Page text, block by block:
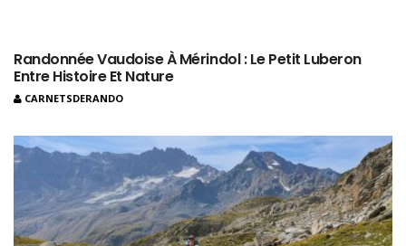
Randonnée Vaudoise À Mérindol : Le Petit Luberon
Entre Histoire Et Nature
CARNETSDERANDO